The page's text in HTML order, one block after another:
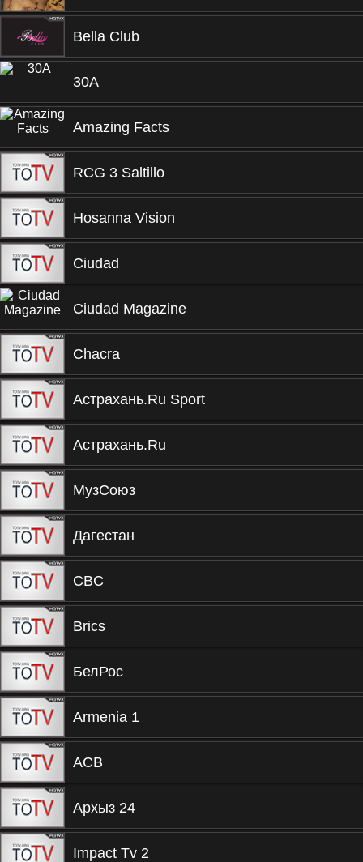
Bella Club
30A
Amazing Facts
RCG 3 Saltillo
Hosanna Vision
Ciudad
Ciudad Magazine
Chacra
Астрахань.Ru Sport
Астрахань.Ru
МузСоюз
Дагестан
CBC
Brics
БелРос
Armenia 1
ACB
Архыз 24
Impact Tv 2